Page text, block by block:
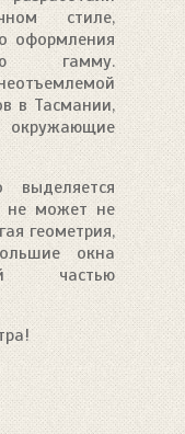
стиле,
оформления
гамму.
в Тасмании,
окружающие
не может не
геометрия,
окна
частью